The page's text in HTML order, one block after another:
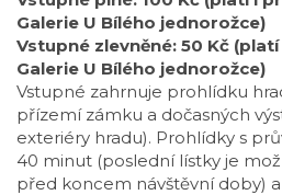
Galerie U Bílého jednorožce)
Vstupné zlevněné: 50 Kč
Galerie U Bílého jednorožce)
Vstupné zahrnuje prohlídku
přízemí zámku a dočasných
exteriéry hradu). Prohlídky s
40 minut (poslední lístky je
před koncem návštěvní doby) a